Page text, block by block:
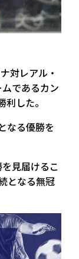
対レアル・
であるカン
した。
なる優勝を
見届けるこ
となる無冠